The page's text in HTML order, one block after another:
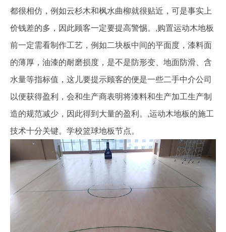
都很相仿，例如云杉木和枫水曲柳就很贴近，可是事实上
价钱差的多，因此顾客一定要提高警惕。,购置运动木地板
前一定需看制作工艺，例如二块板中间的平面度，漆料面
的薄厚，油漆的耐磨损度，是不是防形变、地面防滑、含
水量等指标值，这儿要提示顾客的便是一些二手中介公司
以便获得盈利，会和生产商表明将漆料和生产加工生产制
造的规范减少，因此得到大量的盈利。,运动木地板的施工
技术十分关键。学校篮球地板节点。